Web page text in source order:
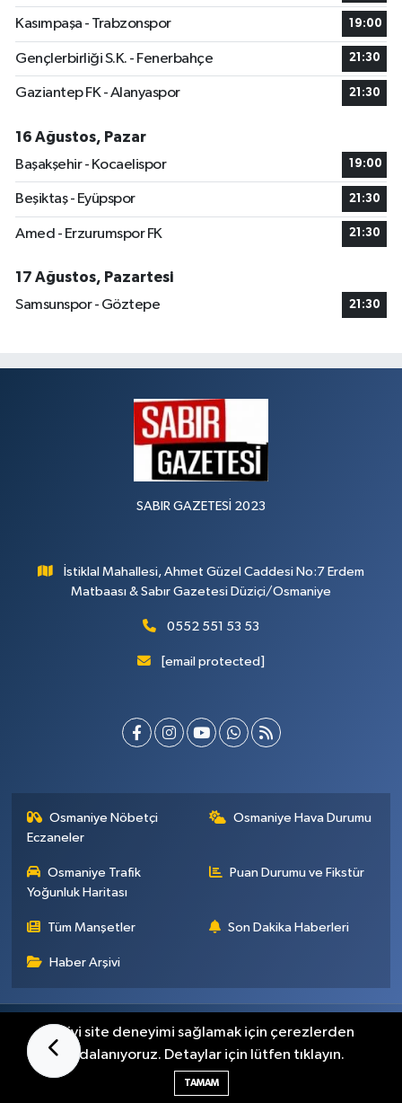
Kasımpaşa - Trabzonspor 19:00
Gençlerbirliği S.K. - Fenerbahçe 21:30
Gaziantep FK - Alanyaspor 21:30
16 Ağustos, Pazar
Başakşehir - Kocaelispor
19:00
Beşiktaş - Eyüpspor 21:30
Amed - Erzurumspor FK 21:30
17 Ağustos, Pazartesi
Samsunspor - Göztepe
21:30
SABIR GAZETESİ 2023
İstiklal Mahallesi, Ahmet Güzel Caddesi No:7 Erdem
Matbaası & Sabır Gazetesi Düziçi/Osmaniye
0552 551 53 53
[email protected]
Osmaniye Nöbetçi
Eczaneler
Osmaniye Hava Durumu
Osmaniye Trafik
Yoğunluk Haritası
Puan Durumu ve Fikstür
Tüm Manşetler Son Dakika Haberleri
Haber Arşivi
Künye İletişim Gizlilik Sözleşmesi
Haber Yazılımı:
En iyi site deneyimi sağlamak için çerezlerden
faydalanıyoruz. Detaylar için lütfen tıklayın.
TAMAM